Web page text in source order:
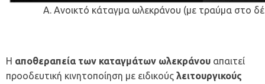
Α. Ανοικτό κάταγμα ωλεκράνου (με τραύμα στο
Η αποθεραπεία των καταγμάτων ωλεκράνου απαιτεί
προοδευτική κινητοποίηση με ειδικούς λειτουργικούς